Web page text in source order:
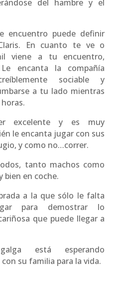
del hambre y el
encuentro puede definir
En cuanto te ve o
viene a tu encuentro,
encanta la compañía
sociable y
a tu lado mientras
excelente y es muy
le encanta jugar con sus
y como no…correr.
tanto machos como
bien en coche.
a la que sólo le falta
para demostrar lo
que puede llegar a
está esperando
su familia para la vida.